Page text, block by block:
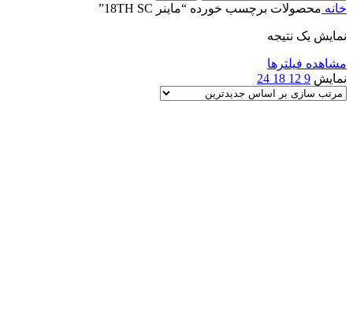
خانه محصولات برچسب خورده “ماینر 18TH SC”
نمایش یک نتیجه
مشاهده فیلترها
نمایش 9
12
18
24